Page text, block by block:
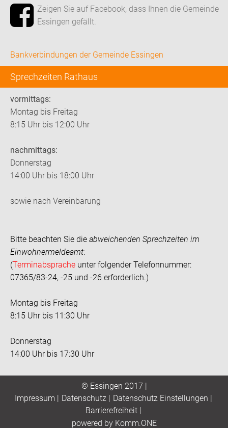
Zeigen Sie auf Facebook, dass Ihnen die Gemeinde
Essingen gefällt.
Bankverbindungen der Gemeinde Essingen
Sprechzeiten Rathaus
vormittags:
Montag bis Freitag
8:15 Uhr bis 12:00 Uhr
nachmittags:
Donnerstag
14:00 Uhr bis 18:00 Uhr
sowie nach Vereinbarung
Bitte beachten Sie die abweichenden Sprechzeiten im
Einwohnermeldeamt:
(Terminabsprache unter folgender Telefonnummer:
07365/83-24, -25 und -26 erforderlich.)
Montag bis Freitag
8:15 Uhr bis 11:30 Uhr
Donnerstag
14:00 Uhr bis 17:30 Uhr
© Essingen 2017 |
Impressum | Datenschutz| Datenschutz Einstellungen |
Barrierefreiheit|
powered by Komm.ONE